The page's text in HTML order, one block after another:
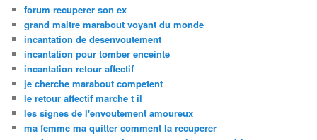
forum recuperer son ex
grand maitre marabout voyant du monde
incantation de desenvoutement
incantation pour tomber enceinte
incantation retour affectif
je cherche marabout competent
le retour affectif marche t il
les signes de l'envoutement amoureux
ma femme ma quitter comment la recuperer